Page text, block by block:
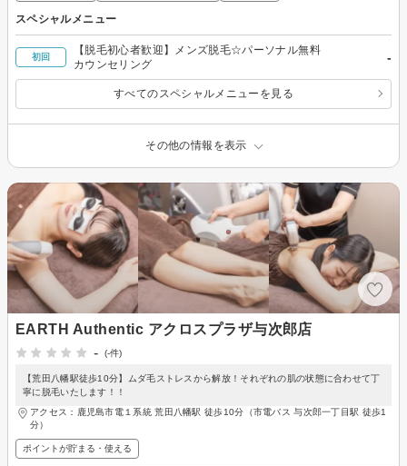
スペシャルメニュー
初回
【脱毛初心者歓迎】メンズ脱毛☆パーソナル無料
カウンセリング
-
すべてのスペシャルメニューを見る
その他の情報を表示
EARTH Authentic アクロスプラザ与次郎店
-
(-件)
【荒田八幡駅徒歩10分】ムダ毛ストレスから解放！それぞれの肌の状態に合わせて丁
寧に脱毛いたします！！
アクセス：鹿児島市電１系統 荒田八幡駅 徒歩10分（市電バス 与次郎一丁目駅 徒歩1
分）
ポイントが貯まる・使える